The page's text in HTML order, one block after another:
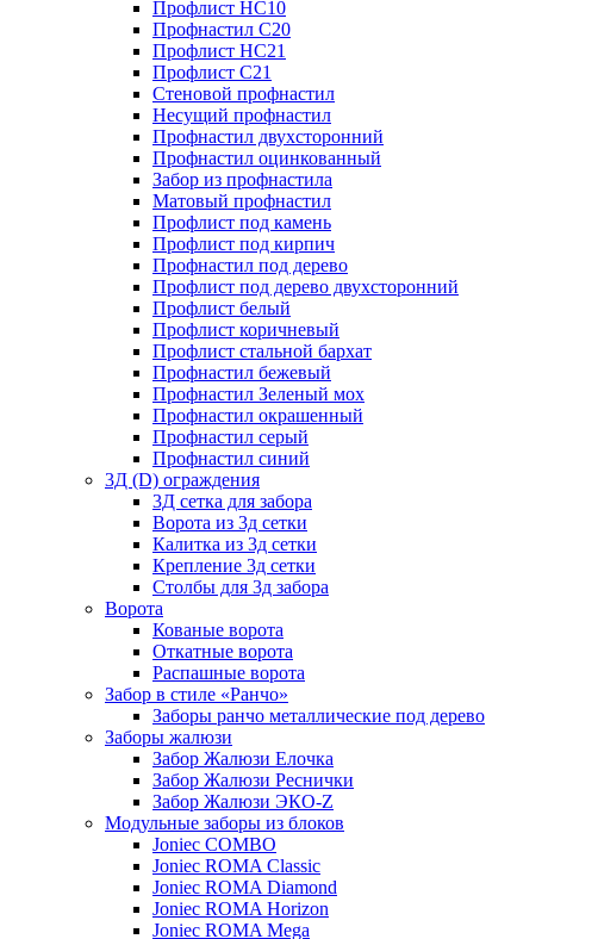
Профлист НС10
Профнастил С20
Профлист НС21
Профлист С21
Стеновой профнастил
Несущий профнастил
Профнастил двухсторонний
Профнастил оцинкованный
Забор из профнастила
Матовый профнастил
Профлист под камень
Профлист под кирпич
Профнастил под дерево
Профлист под дерево двухсторонний
Профлист белый
Профлист коричневый
Профлист стальной бархат
Профнастил бежевый
Профнастил Зеленый мох
Профнастил окрашенный
Профнастил серый
Профнастил синий
3Д (D) ограждения
3Д сетка для забора
Ворота из 3д сетки
Калитка из 3д сетки
Крепление 3д сетки
Столбы для 3д забора
Ворота
Кованые ворота
Откатные ворота
Распашные ворота
Забор в стиле «Ранчо»
Заборы ранчо металлические под дерево
Заборы жалюзи
Забор Жалюзи Елочка
Забор Жалюзи Реснички
Забор Жалюзи ЭКО-Z
Модульные заборы из блоков
Joniec COMBO
Joniec ROMA Classic
Joniec ROMA Diamond
Joniec ROMA Horizon
Joniec ROMA Mega